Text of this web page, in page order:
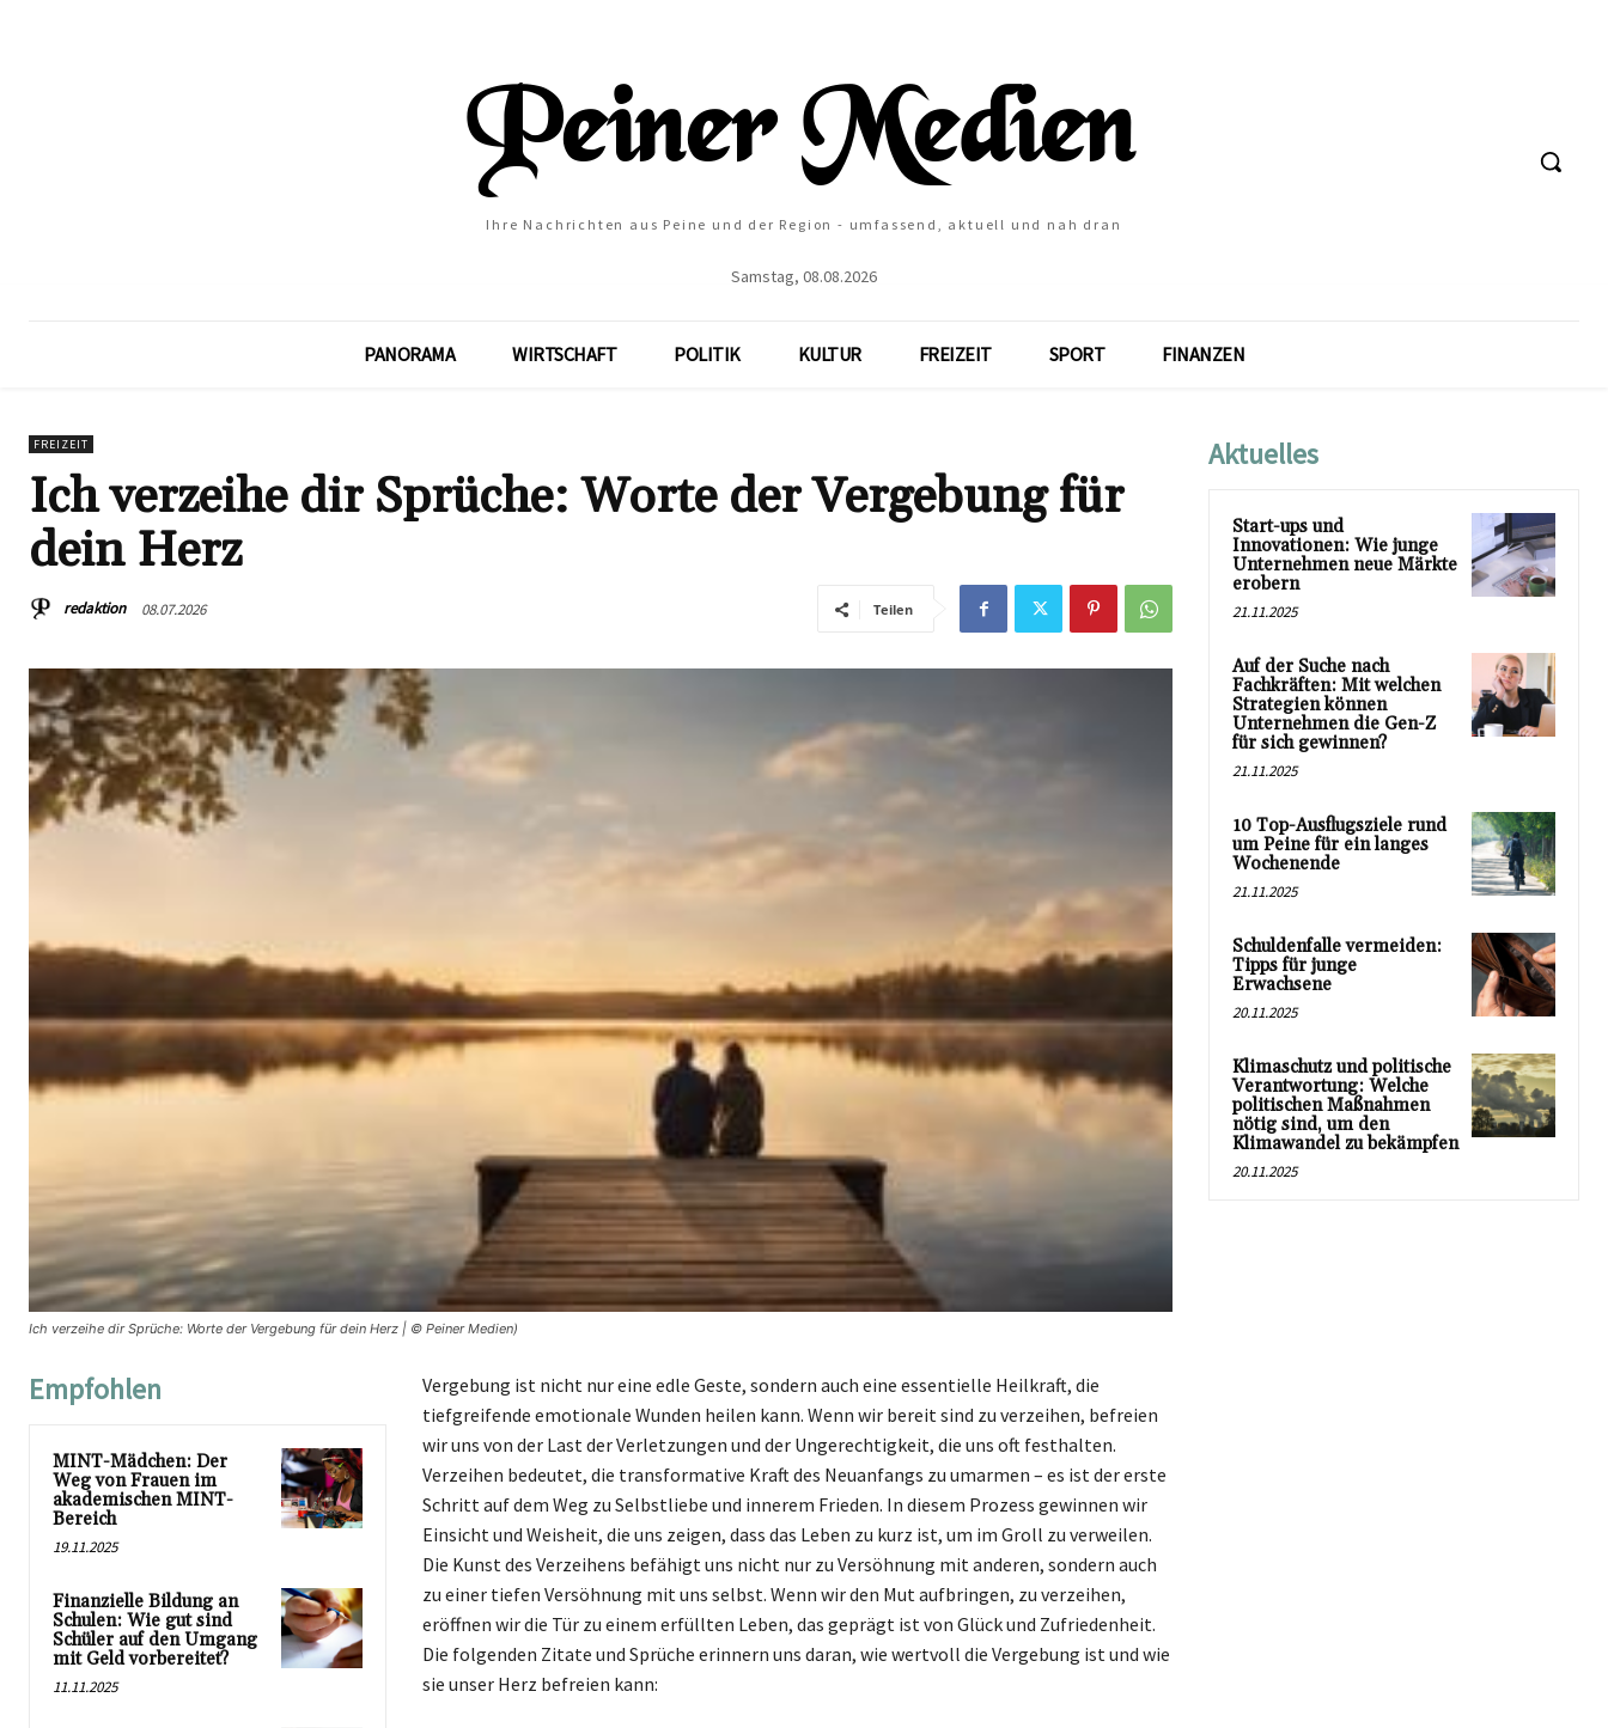
Ihre Nachrichten aus Peine und der Region - umfassend, aktuell und nah dran
Samstag, 08.08.2026
PANORAMA WIRTSCHAFT POLITIK KULTUR FREIZEIT SPORT FINANZEN
FREIZEIT
Ich verzeihe dir Sprüche: Worte der Vergebung für
dein Herz
redaktion 08.07.2026 Teilen
Ich verzeihe dir Sprüche: Worte der Vergebung für dein Herz | © Peiner Medien)
Empfohlen
MINT-Mädchen: Der
Weg von Frauen im
akademischen MINT-
Bereich
19.11.2025
Finanzielle Bildung an
Schulen: Wie gut sind
Schüler auf den Umgang
mit Geld vorbereitet?
11.11.2025
Vergebung ist nicht nur eine edle Geste, sondern auch eine essentielle Heilkraft, die
tiefgreifende emotionale Wunden heilen kann. Wenn wir bereit sind zu verzeihen, befreien
wir uns von der Last der Verletzungen und der Ungerechtigkeit, die uns oft festhalten.
Verzeihen bedeutet, die transformative Kraft des Neuanfangs zu umarmen – es ist der erste
Schritt auf dem Weg zu Selbstliebe und innerem Frieden. In diesem Prozess gewinnen wir
Einsicht und Weisheit, die uns zeigen, dass das Leben zu kurz ist, um im Groll zu verweilen.
Die Kunst des Verzeihens befähigt uns nicht nur zu Versöhnung mit anderen, sondern auch
zu einer tiefen Versöhnung mit uns selbst. Wenn wir den Mut aufbringen, zu verzeihen,
eröffnen wir die Tür zu einem erfüllten Leben, das geprägt ist von Glück und Zufriedenheit.
Die folgenden Zitate und Sprüche erinnern uns daran, wie wertvoll die Vergebung ist und wie
sie unser Herz befreien kann:
Aktuelles
Start-ups und
Innovationen: Wie junge
Unternehmen neue Märkte
erobern
21.11.2025
Auf der Suche nach
Fachkräften: Mit welchen
Strategien können
Unternehmen die Gen-Z
für sich gewinnen?
21.11.2025
10 Top-Ausflugsziele rund
um Peine für ein langes
Wochenende
21.11.2025
Schuldenfalle vermeiden:
Tipps für junge
Erwachsene
20.11.2025
Klimaschutz und politische
Verantwortung: Welche
politischen Maßnahmen
nötig sind, um den
Klimawandel zu bekämpfen
20.11.2025